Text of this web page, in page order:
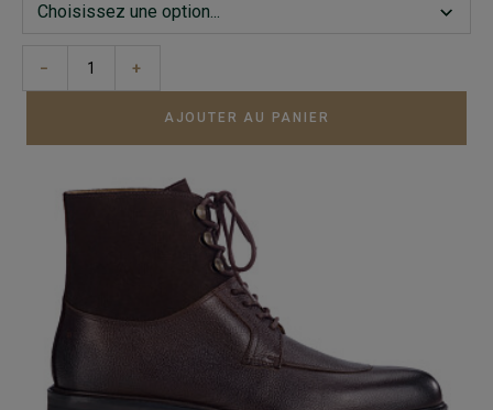
− +
AJOUTER AU PANIER